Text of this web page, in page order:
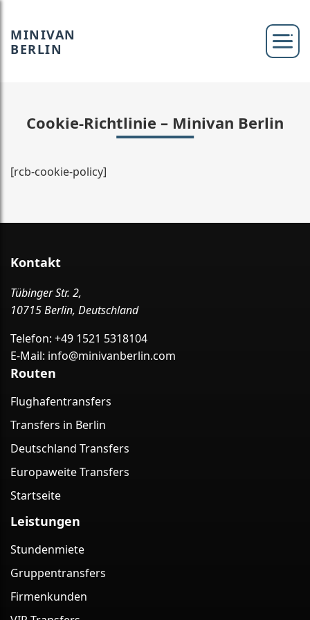
MINIVAN
BERLIN
Cookie-Richtlinie – Minivan Berlin
[rcb-cookie-policy]
Kontakt
Tübinger Str. 2,
10715 Berlin, Deutschland
Telefon: +49 1521 5318104
E-Mail: info@minivanberlin.com
Routen
Flughafentransfers
Transfers in Berlin
Deutschland Transfers
Europaweite Transfers
Startseite
Leistungen
Stundenmiete
Gruppentransfers
Firmenkunden